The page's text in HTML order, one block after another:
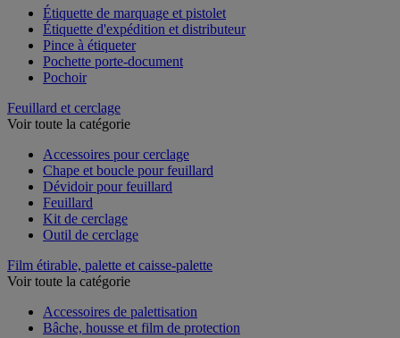
Étiquette de marquage et pistolet
Étiquette d'expédition et distributeur
Pince à étiqueter
Pochette porte-document
Pochoir
Feuillard et cerclage
Voir toute la catégorie
Accessoires pour cerclage
Chape et boucle pour feuillard
Dévidoir pour feuillard
Feuillard
Kit de cerclage
Outil de cerclage
Film étirable, palette et caisse-palette
Voir toute la catégorie
Accessoires de palettisation
Bâche, housse et film de protection